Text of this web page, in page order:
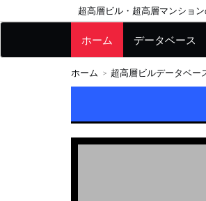
超高層ビル・超高層マンション
ホーム データベース
ホーム 超高層ビルデータベー